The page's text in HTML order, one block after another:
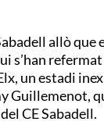
allò que
s’han refermat
un estadi
Guillemenot,
CE Sabadell.